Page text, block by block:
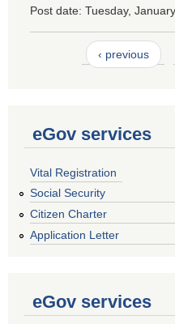
Post date: Tuesday,
‹ previous
eGov services
Vital Registration
Social Security
Citizen Charter
Application Letter
eGov services